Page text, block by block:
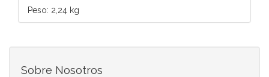
Peso: 2,24 kg
Sobre Nosotros